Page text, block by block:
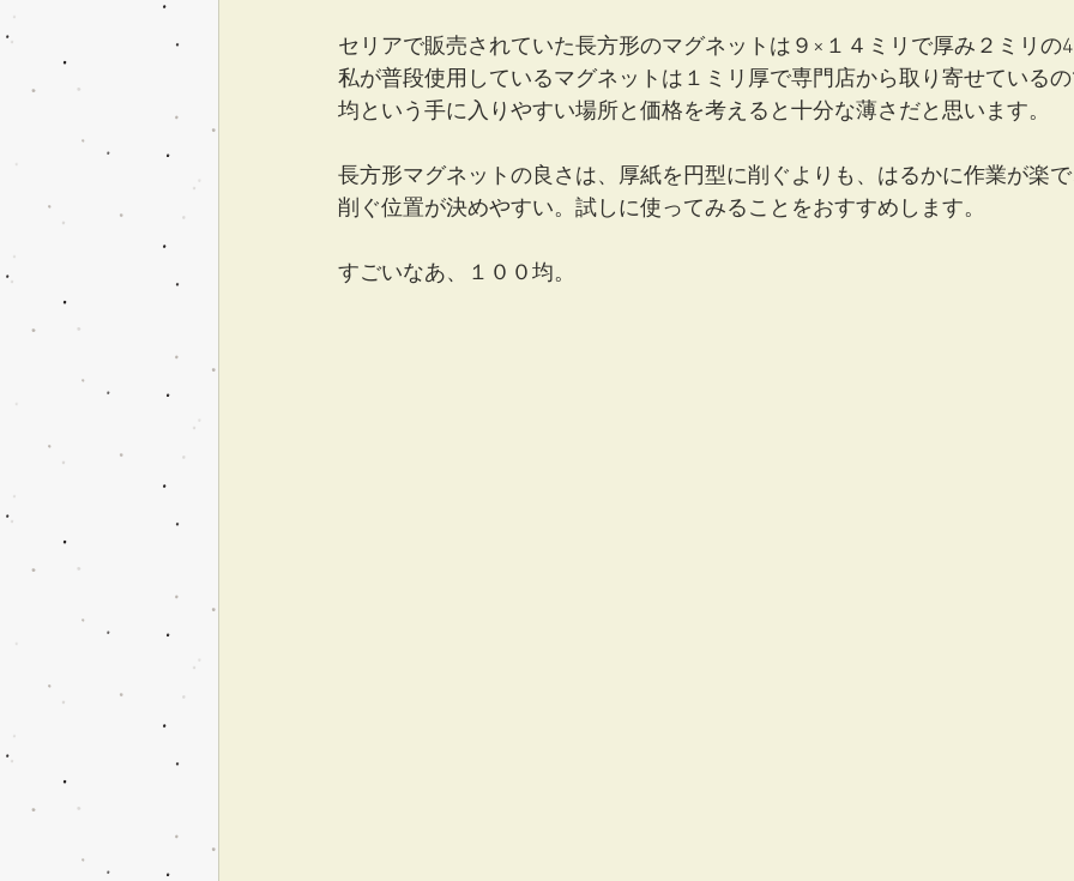
セリアで販売されていた長方形のマグネットは９×１４ミリで厚み２ミリの
私が普段使用しているマグネットは１ミリ厚で専門店から取り寄せている
均という手に入りやすい場所と価格を考えると十分な薄さだと思います。
長方形マグネットの良さは、厚紙を円型に削ぐよりも、はるかに作業が楽
削ぐ位置が決めやすい。試しに使ってみることをおすすめします。
すごいなあ、１００均。